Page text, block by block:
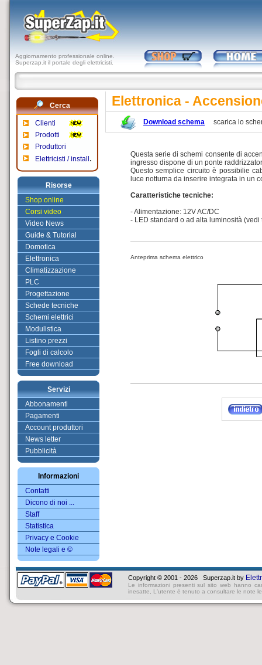
Aggiornamento professionale online.
Superzap.it il portale degli elettricisti.
Cerca
Clienti
Prodotti
Produttori
Elettricisti / install .
Risorse
Shop online
Corsi video
Video News
Guide & Tutorial
Domotica
Elettronica
Climatizzazione
PLC
Progettazione
Schede tecniche
Schemi elettrici
Modulistica
Listino prezzi
Fogli di calcolo
Free download
Servizi
Abbonamenti
Pagamenti
Account produttori
News letter
Pubblicità
Informazioni
Contatti
Dicono di noi ...
Staff
Statistica
Privacy e Cookie
Note legali e ©
Elettronica -
Download schema scarica lo
Questa serie di schemi consente di
ingresso dispone di un ponte
Questo semplice circuito è possibilie
luce notturna da inserire integrata in un
Caratteristiche tecniche:
- Alimentazione: 12V AC/DC
- LED standard o ad alta luminosità (vedi
Anteprima schema elettrico
Copyright © 2001 - 2026 Superzap.it by
Le informazioni presenti sul sito web hanno
inesatte, L'utente è tenuto a consultare le note